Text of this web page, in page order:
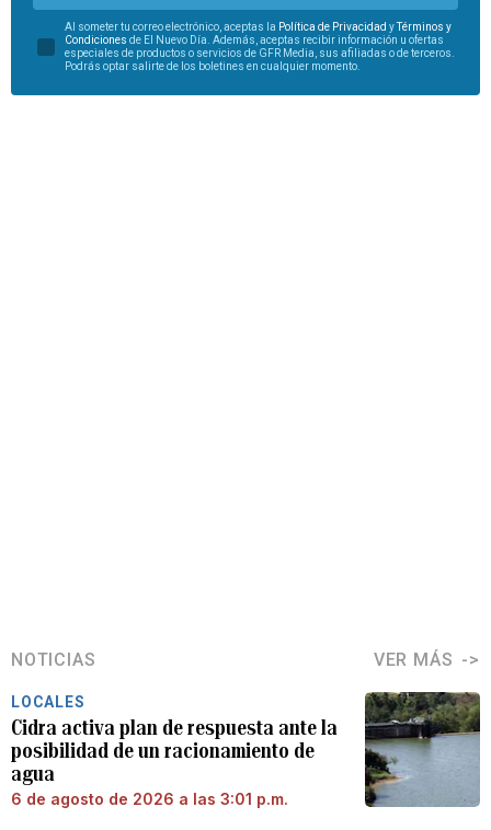
Al someter tu correo electrónico, aceptas la Política de Privacidad yTérminos y
Condiciones de El Nuevo Día. Además, aceptas recibir información u ofertas
especiales de productos o servicios de GFR Media, sus afiliadas o de terceros.
Podrás optar salirte de los boletines en cualquier momento.
NOTICIAS VER MÁS
LOCALES
Cidra activa plan de respuesta ante la
posibilidad de un racionamiento de
agua
6 de agosto de 2026 a las 3:01 p.m.